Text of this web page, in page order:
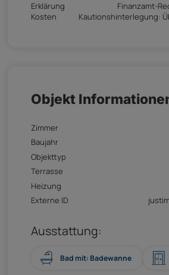
Erklärung
Kosten
Finanzamt-
Kautionshinterlegung:
Objekt
Zimmer
Baujahr
Objekttyp
Terrasse
Heizung
Externe ID
Ausstattung:
Bad mit: Badewanne